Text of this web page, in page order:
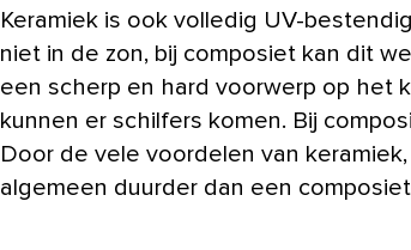
Keramiek is ook volledig UV-
niet in de zon, bij composiet kan dit
een scherp en hard voorwerp op het
kunnen er schilfers komen. Bij
Door de vele voordelen van
algemeen duurder dan een